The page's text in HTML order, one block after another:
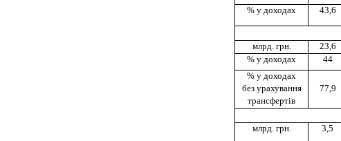
% у доходах
43,6
млрд. грн.
23,6
% у доходах
44
% у доходах
без урахування
трансфертів
77,9
млрд. грн.
3,5